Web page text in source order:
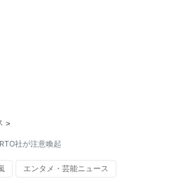
>
社が注意喚起
エンタメ・芸能ニュース